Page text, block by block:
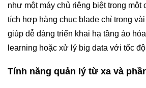
như một máy chủ riêng biệt trong một
tích hợp hàng chục blade chỉ trong
giúp dễ dàng triển khai hạ tầng ảo
learning hoặc xử lý big data với tốc
Tính năng quản lý từ xa và